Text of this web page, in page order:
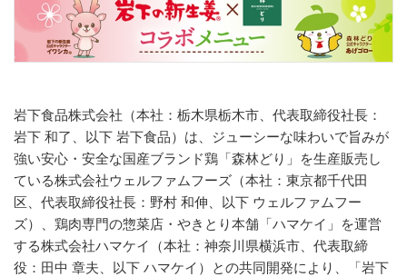
岩下食品株式会社（本社：栃木県栃木市、代表取締役社長：
岩下 和了、以下 岩下食品）は、ジューシーな味わいで旨みが
強い安心・安全な国産ブランド鶏「森林どり」を生産販売し
ている株式会社ウェルファムフーズ（本社：東京都千代田
区、代表取締役社長：野村 和伸、以下 ウェルファムフー
ズ）、鶏肉専門の惣菜店・やきとり本舗「ハマケイ」を運営
する株式会社ハマケイ（本社：神奈川県横浜市、代表取締
役：田中 章夫、以下 ハマケイ）との共同開発により、「岩下